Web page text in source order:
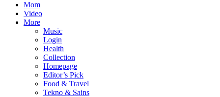
Mom
Video
More
Music
Login
Health
Collection
Homepage
Editor’s Pick
Food & Travel
Tekno & Sains